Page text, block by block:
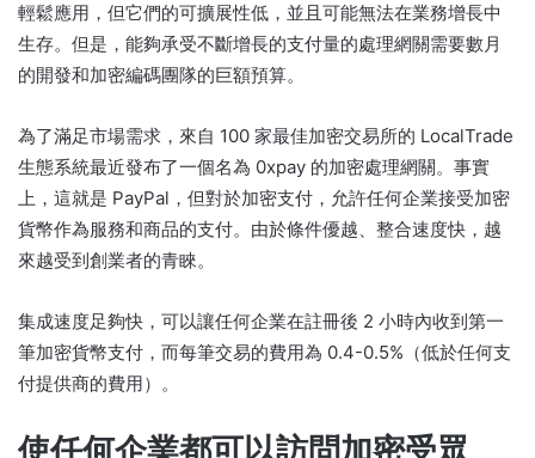
輕鬆應用，但它們的可擴展性低，並且可能無法在業務增長中
生存。 但是，能夠承受不斷增長的支付量的處理網關需要數月
的開發和加密編碼團隊的巨額預算。
為了滿足市場需求，來自 100 家最佳加密交易所的 LocalTrade
生態系統最近發布了一個名為 0xpay 的加密處理網關。 事實
上，這就是 PayPal，但對於加密支付，允許任何企業接受加密
貨幣作為服務和商品的支付。 由於條件優越、整合速度快，越
來越受到創業者的青睞。
集成速度足夠快，可以讓任何企業在註冊後 2 小時內收到第一
筆加密貨幣支付，而每筆交易的費用為 0.4-0.5%（低於任何支
付提供商的費用）。